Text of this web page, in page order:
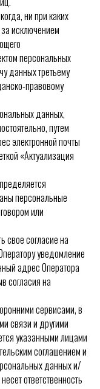
ни при каких
исключением
персональных
данных третьему
правовому
данных,
путем
электронной почты
«Актуализация
персональные
или
свое согласие на
уведомление
адрес Оператора
согласия на
сервисами, в
связи и другими
указанными лицами
соглашением и
данных и/
ответственность